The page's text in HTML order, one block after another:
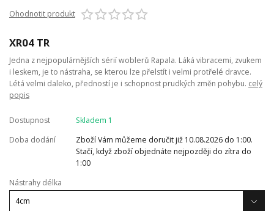
Ohodnotit produkt
XR04 TR
Jedna z nejpopulárnějších sérií woblerů Rapala. Láká vibracemi, zvukem
i leskem, je to nástraha, se kterou lze přelstít i velmi protřelé dravce.
Létá velmi daleko, předností je i schopnost prudkých změn pohybu. celý
popis
Dostupnost
Skladem 1
Doba dodání
Zboží Vám můžeme doručit již 10.08.2026 do 1:00.
Stačí, když zboží objednáte nejpozději do zítra do
1:00
Nástrahy délka